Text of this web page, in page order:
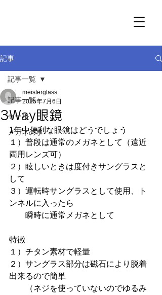
記事
記事一覧
セール
メガネの事
記事一覧
3Way眼鏡
meisterglass
2025年7月6日
1年中便利な眼鏡はどうでしょう
１）普段は通常のメガネとして（遠近
両用レンズ可）
２）眩しいときは度付きサングラスと
して
３）運転時サングラスとして使用、ト
ンネルに入ったら
瞬時に通常メガネとして
特徴
１）チタン素材で軽量
２）サングラス部分は磁石により脱着
出来るので簡単
（ネジを使っていないのでゆるみ